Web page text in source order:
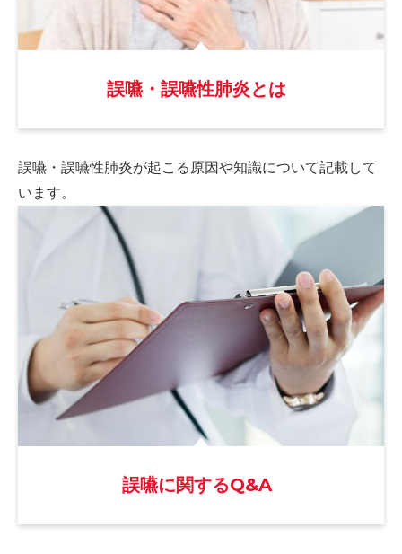
誤嚥・誤嚥性肺炎とは
誤嚥・誤嚥性肺炎が起こる原因や知識について記載して
います。
誤嚥に関するQ&A